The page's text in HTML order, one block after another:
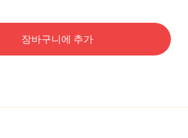
장바구니에 추가